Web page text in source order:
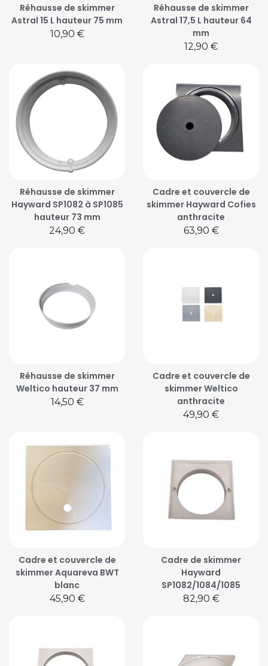
Réhausse de skimmer
Astral 15 L hauteur 75 mm
Prix
10,90 €
Réhausse de skimmer
Astral 17,5 L hauteur 64
mm
Prix
12,90 €
Réhausse de skimmer
Hayward SP1082 à SP1085
hauteur 73 mm
Prix
24,90 €
Cadre et couvercle de
skimmer Hayward Cofies
anthracite
Prix
63,90 €
Réhausse de skimmer
Weltico hauteur 37 mm
Prix
14,50 €
Cadre et couvercle de
skimmer Weltico
anthracite
Prix
49,90 €
Cadre et couvercle de
skimmer Aquareva BWT
blanc
Prix
45,90 €
Cadre de skimmer
Hayward
SP1082/1084/1085
Prix
82,90 €